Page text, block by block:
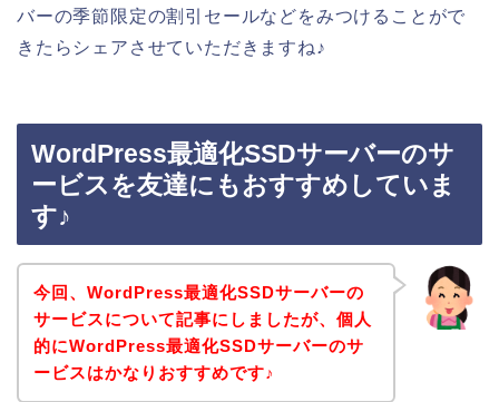
バーの季節限定の割引セールなどをみつけることがで
きたらシェアさせていただきますね♪
WordPress最適化SSDサーバーのサ
ービスを友達にもおすすめしていま
す♪
今回、WordPress最適化SSDサーバーの
サービスについて記事にしましたが、個人
的にWordPress最適化SSDサーバーのサ
ービスはかなりおすすめです♪